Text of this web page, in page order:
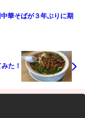
華そばが３年ぶりに期
た！